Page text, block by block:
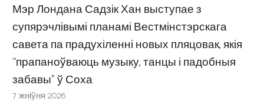
Мэр Лондана Садзік Хан выступае з
супярэчлівымі планамі Вестмінстэрскага
савета па прадухіленні новых пляцовак, якія
“прапаноўваюць музыку, танцы і падобныя
забавы” ў Соха
7 жніўня 2026